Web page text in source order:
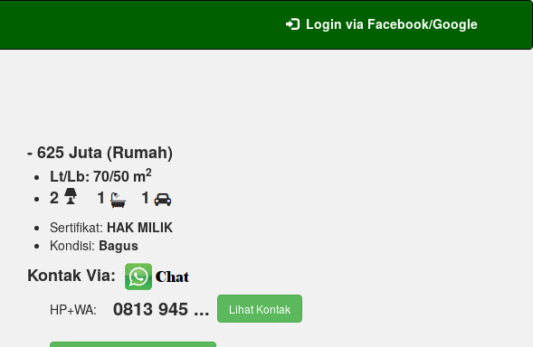
Login via Facebook/Google
- 625 Juta (Rumah)
Lt/Lb: 70/50 m2
2 1 1
Sertifikat: HAK MILIK
Kondisi: Bagus
Kontak Via:
HP+WA: 0813 945 ... Lihat Kontak